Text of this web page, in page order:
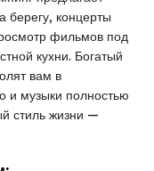
берегу, концерты
фильмов под
кухни. Богатый
вам в
и музыки полностью
стиль жизни —